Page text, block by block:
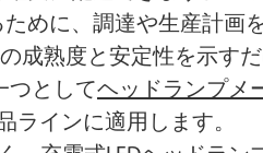
めに、調達や生産計画
成熟度と安定性を示す
つとして ヘッドランプメ
ラインに適用します。